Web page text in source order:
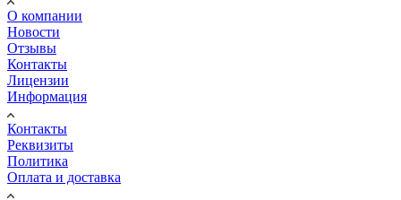
О компании
Новости
Отзывы
Контакты
Лицензии
Информация
Контакты
Реквизиты
Политика
Оплата и доставка